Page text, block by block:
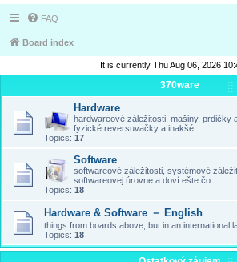
FAQ
Board index
It is currently Thu Aug 06, 2026
370ware
Hardware
hardwareové záležitosti, mašiny, prdičky
fyzické reversuvačky a inakšé
Topics: 17
Software
softwareové záležitosti, systémové
softwareovej úrovne a doví ešte čo
Topics: 18
Hardware & Software － English
things from boards above, but in an international
Topics: 18